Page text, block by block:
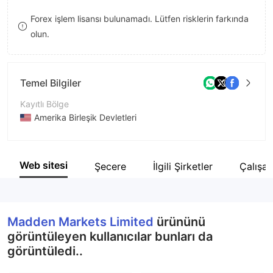
8
9
Forex işlem lisansı bulunamadı. Lütfen risklerin farkında
olun.
Temel Bilgiler
Kayıtlı Bölge
Amerika Birleşik Devletleri
Şirket Adı
Web sitesi Şecere İlgili Şirketler
Madden Markets Limited ürününü
görüntüleyen kullanıcılar bunları da
görüntüledi..